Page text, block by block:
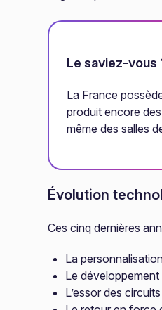
Le saviez-vous
La France
produit encore
même des salles
Évolution
Ces cinq dernières
La
Le
L’essor des